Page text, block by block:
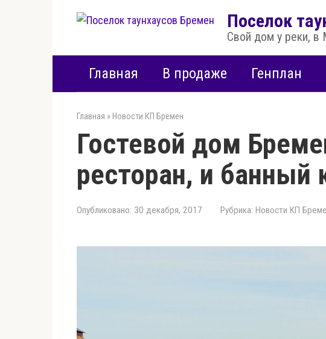
Поселок
Свой дом у реки,
Главная В продаже Генплан
Главная » Новости КП Бремен
Гостевой дом
ресторан, и банный
Опубликовано: 30 декабря, 2017 Рубрика: Новости КП